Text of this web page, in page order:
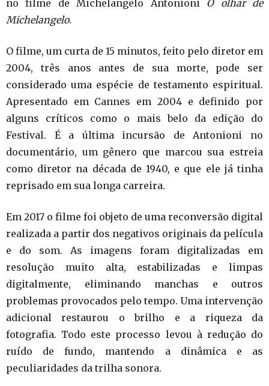
no filme de Michelangelo Antonioni O olhar de
Michelangelo.
O filme, um curta de 15 minutos, feito pelo diretor em
2004, três anos antes de sua morte, pode ser
considerado uma espécie de testamento espiritual.
Apresentado em Cannes em 2004 e definido por
alguns críticos como o mais belo da edição do
Festival. É a última incursão de Antonioni no
documentário, um gênero que marcou sua estreia
como diretor na década de 1940, e que ele já tinha
reprisado em sua longa carreira.
Em 2017 o filme foi objeto de uma reconversão digital
realizada a partir dos negativos originais da película
e do som. As imagens foram digitalizadas em
resolução muito alta, estabilizadas e limpas
digitalmente, eliminando manchas e outros
problemas provocados pelo tempo. Uma intervenção
adicional restaurou o brilho e a riqueza da
fotografia. Todo este processo levou à redução do
ruído de fundo, mantendo a dinâmica e as
peculiaridades da trilha sonora.